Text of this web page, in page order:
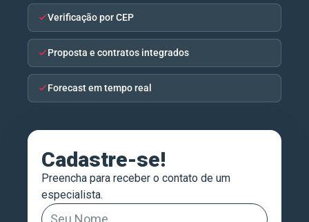
Verificação por CEP
Proposta e contratos integrados
Forecast em tempo real
Cadastre-se!
Preencha para receber o contato de um
especialista.